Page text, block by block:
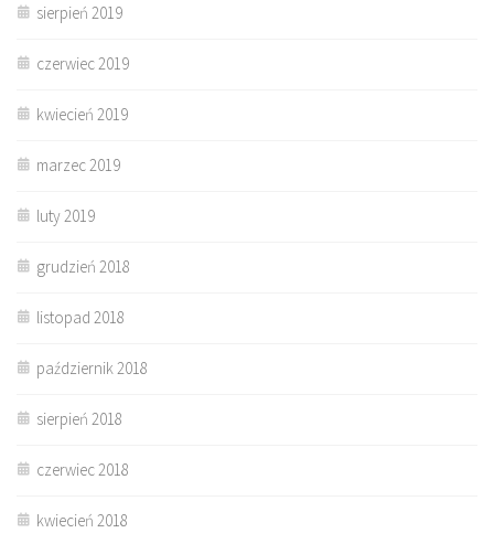
sierpień 2019
czerwiec 2019
kwiecień 2019
marzec 2019
luty 2019
grudzień 2018
listopad 2018
październik 2018
sierpień 2018
czerwiec 2018
kwiecień 2018